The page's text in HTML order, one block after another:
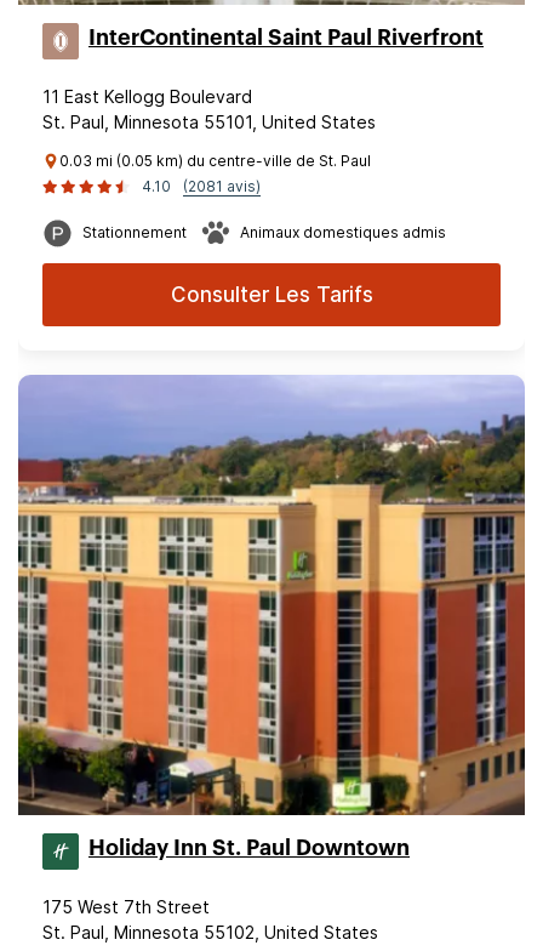
InterContinental Saint Paul Riverfront
11 East Kellogg Boulevard
St. Paul, Minnesota 55101, United States
0.03 mi (0.05 km) du centre-ville de St. Paul
4.10
(2081 avis)
Stationnement Animaux domestiques admis
Consulter Les Tarifs
Holiday Inn St. Paul Downtown
175 West 7th Street
St. Paul, Minnesota 55102, United States